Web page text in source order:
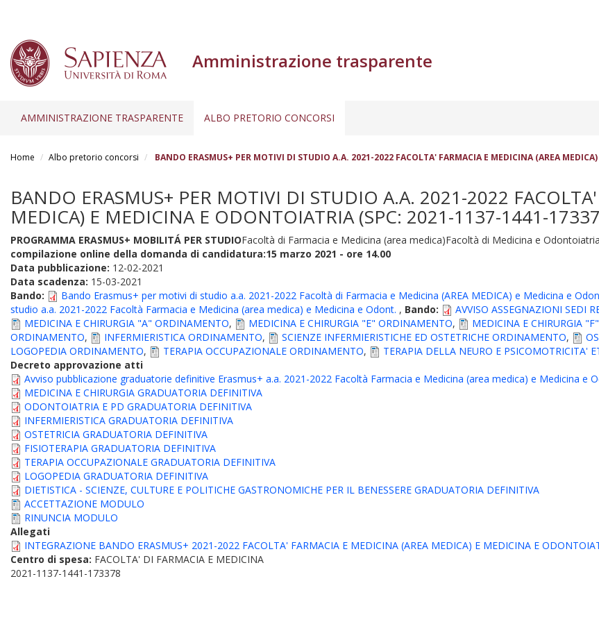
Amministrazione trasparente
AMMINISTRAZIONE TRASPARENTE ALBO PRETORIO CONCORSI
Home Albo pretorio concorsi BANDO ERASMUS+ PER MOTIVI DI STUDIO A.A. 2021-2022 FACOLTA' FARMACIA E MEDICINA (AREA
BANDO ERASMUS+ PER MOTIVI DI STUDIO A.A. 2021-2022
MEDICA) E MEDICINA E ODONTOIATRIA (SPC: 2021-1137-1441-
PROGRAMMA ERASMUS+ MOBILITÁ PER STUDIOFacoltà di Farmacia e Medicina (area medica)Facoltà di Medicina e
compilazione online della domanda di candidatura:15 marzo 2021 - ore 14.00
Data pubblicazione: 12-02-2021
Data scadenza: 15-03-2021
Bando:
Bando Erasmus+ per motivi di studio a.a. 2021-2022 Facoltà di Farmacia e Medicina (AREA MEDICA) e Medicina e
studio a.a. 2021-2022 Facoltà Farmacia e Medicina (area medica) e Medicina e Odont. , Bando:
AVVISO ASSEGNAZIONI SEDI
MEDICINA E CHIRURGIA "A" ORDINAMENTO, MEDICINA E CHIRURGIA "E" ORDINAMENTO, MEDICINA E CHIRURGIA
ORDINAMENTO, INFERMIERISTICA ORDINAMENTO, SCIENZE INFERMIERISTICHE ED OSTETRICHE ORDINAMENTO,
LOGOPEDIA ORDINAMENTO, TERAPIA OCCUPAZIONALE ORDINAMENTO, TERAPIA DELLA NEURO E PSICOMOTRICITA'
Decreto approvazione atti
Avviso pubblicazione graduatorie definitive Erasmus+ a.a. 2021-2022 Facoltà Farmacia e Medicina (area medica) e Medicina e
MEDICINA E CHIRURGIA GRADUATORIA DEFINITIVA
ODONTOIATRIA E PD GRADUATORIA DEFINITIVA
INFERMIERISTICA GRADUATORIA DEFINITIVA
OSTETRICIA GRADUATORIA DEFINITIVA
FISIOTERAPIA GRADUATORIA DEFINITIVA
TERAPIA OCCUPAZIONALE GRADUATORIA DEFINITIVA
LOGOPEDIA GRADUATORIA DEFINITIVA
DIETISTICA - SCIENZE, CULTURE E POLITICHE GASTRONOMICHE PER IL BENESSERE GRADUATORIA DEFINITIVA
ACCETTAZIONE MODULO
RINUNCIA MODULO
Allegati
INTEGRAZIONE BANDO ERASMUS+ 2021-2022 FACOLTA' FARMACIA E MEDICINA (AREA MEDICA) E MEDICINA E
Centro di spesa: FACOLTA' DI FARMACIA E MEDICINA
2021-1137-1441-173378